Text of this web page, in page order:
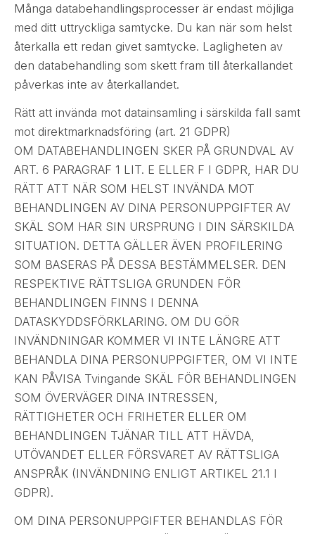
Många databehandlingsprocesser är endast möjliga
med ditt uttryckliga samtycke. Du kan när som helst
återkalla ett redan givet samtycke. Lagligheten av
den databehandling som skett fram till återkallandet
påverkas inte av återkallandet.
Rätt att invända mot datainsamling i särskilda fall samt
mot direktmarknadsföring (art. 21 GDPR)
OM DATABEHANDLINGEN SKER PÅ GRUNDVAL AV
ART. 6 PARAGRAF 1 LIT. E ELLER F I GDPR, HAR DU
RÄTT ATT NÄR SOM HELST INVÄNDA MOT
BEHANDLINGEN AV DINA PERSONUPPGIFTER AV
SKÄL SOM HAR SIN URSPRUNG I DIN SÄRSKILDA
SITUATION. DETTA GÄLLER ÄVEN PROFILERING
SOM BASERAS PÅ DESSA BESTÄMMELSER. DEN
RESPEKTIVE RÄTTSLIGA GRUNDEN FÖR
BEHANDLINGEN FINNS I DENNA
DATASKYDDSFÖRKLARING. OM DU GÖR
INVÄNDNINGAR KOMMER VI INTE LÄNGRE ATT
BEHANDLA DINA PERSONUPPGIFTER, OM VI INTE
KAN PÅVISA Tvingande SKÄL FÖR BEHANDLINGEN
SOM ÖVERVÄGER DINA INTRESSEN,
RÄTTIGHETER OCH FRIHETER ELLER OM
BEHANDLINGEN TJÄNAR TILL ATT HÄVDA,
UTÖVANDET ELLER FÖRSVARET AV RÄTTSLIGA
ANSPRÅK (INVÄNDNING ENLIGT ARTIKEL 21.1 I
GDPR).
OM DINA PERSONUPPGIFTER BEHANDLAS FÖR